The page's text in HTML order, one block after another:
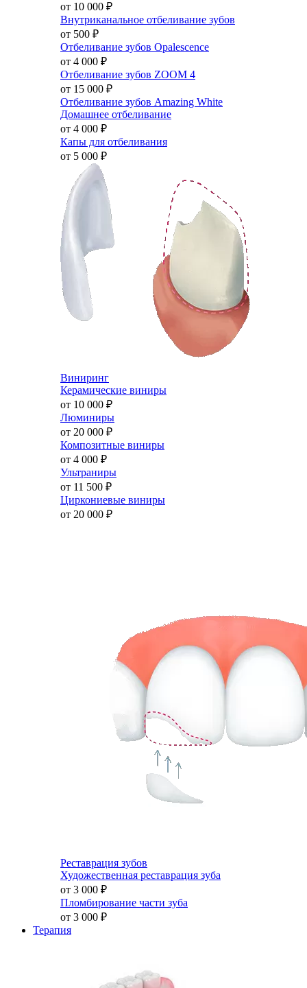
от 10 000 ₽
Внутриканальное отбеливание зубов
от 500 ₽
Отбеливание зубов Opalescence
от 4 000 ₽
Отбеливание зубов ZOOM 4
от 15 000 ₽
Отбеливание зубов Amazing White
Домашнее отбеливание
от 4 000 ₽
Капы для отбеливания
от 5 000 ₽
Виниринг
Керамические виниры
от 10 000 ₽
Люминиры
от 20 000 ₽
Композитные виниры
от 4 000 ₽
Ультраниры
от 11 500 ₽
Циркониевые виниры
от 20 000 ₽
Реставрация зубов
Художественная реставрация зуба
от 3 000 ₽
Пломбирование части зуба
от 3 000 ₽
Терапия